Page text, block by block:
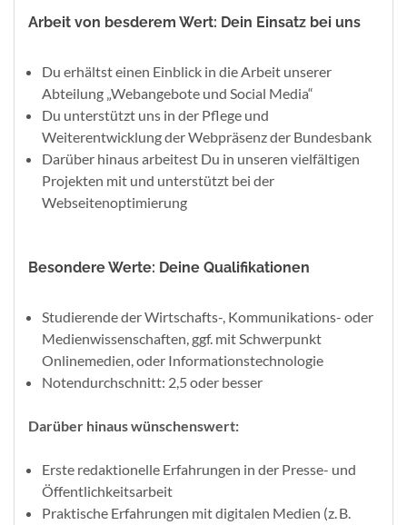
Arbeit von besderem Wert: Dein Einsatz bei uns
Du erhältst einen Einblick in die Arbeit unserer
Abteilung „Webangebote und Social Media“
Du unterstützt uns in der Pflege und
Weiterentwicklung der Webpräsenz der Bundesbank
Darüber hinaus arbeitest Du in unseren vielfältigen
Projekten mit und unterstützt bei der
Webseitenoptimierung
Besondere Werte: Deine Qualifikationen
Studierende der Wirtschafts-, Kommunikations- oder
Medienwissenschaften, ggf. mit Schwerpunkt
Onlinemedien, oder Informationstechnologie
Notendurchschnitt: 2,5 oder besser
Darüber hinaus wünschenswert:
Erste redaktionelle Erfahrungen in der Presse- und
Öffentlichkeitsarbeit
Praktische Erfahrungen mit digitalen Medien (z. B.